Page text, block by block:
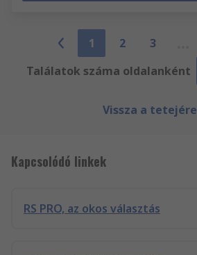
1 2 3
Találatok száma oldalanként
Vissza a tetejére
Kapcsolódó linkek
RS PRO, az okos választás